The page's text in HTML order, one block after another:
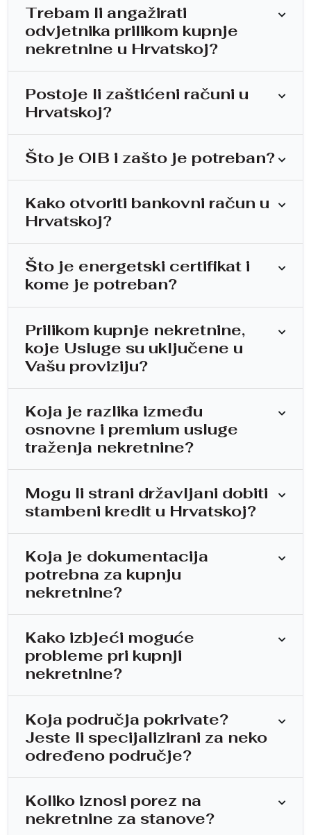
Trebam li angažirati
odvjetnika prilikom kupnje
nekretnine u Hrvatskoj?
Postoje li zaštićeni računi u
Hrvatskoj?
Što je OIB i zašto je potreban?
Kako otvoriti bankovni račun u
Hrvatskoj?
Što je energetski certifikat i
kome je potreban?
Prilikom kupnje nekretnine,
koje Usluge su uključene u
Vašu proviziju?
Koja je razlika između
osnovne i premium usluge
traženja nekretnine?
Mogu li strani državljani dobiti
stambeni kredit u Hrvatskoj?
Koja je dokumentacija
potrebna za kupnju
nekretnine?
Kako izbjeći moguće
probleme pri kupnji
nekretnine?
Koja područja pokrivate?
Jeste li specijalizirani za neko
određeno područje?
Koliko iznosi porez na
nekretnine za stanove?